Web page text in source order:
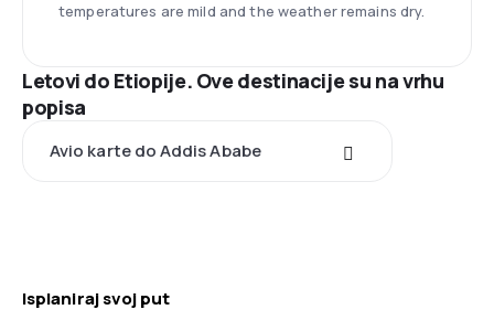
temperatures are mild and the weather remains dry.
Letovi do Etiopije. Ove destinacije su na vrhu
popisa
Avio karte do Addis Ababe
Isplaniraj svoj put